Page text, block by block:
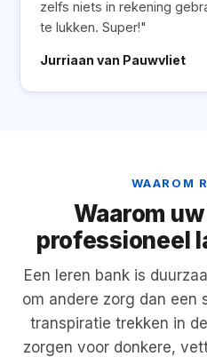
zelfs niets in rekening
te lukken. Super!"
Jurriaan van Pauwvliet
WAAROM
Waarom
professioneel
Een leren bank is
om andere zorg dan een
transpiratie trekken in
zorgen voor donkere,